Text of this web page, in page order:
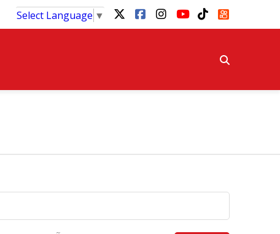
Select Language ▼